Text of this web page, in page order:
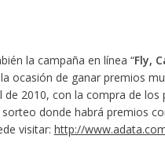
la campaña en línea “Fly,
ocasión de ganar premios
2010, con la compra de los
donde habrá premios
visitar: http://